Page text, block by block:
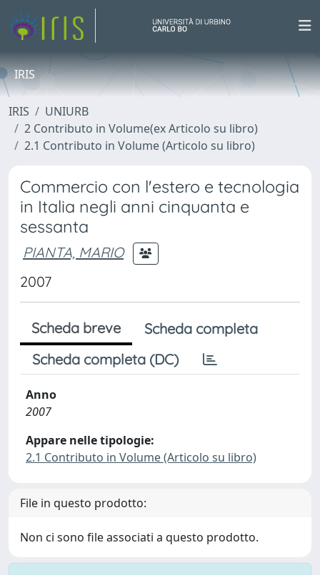
IRIS
IRIS
UNIURB
2 Contributo in Volume(ex Articolo su libro)
2.1 Contributo in Volume (Articolo su libro)
Commercio con l'estero e tecnologia
in Italia negli anni cinquanta e
sessanta
PIANTA, MARIO
2007
Scheda breve
Scheda completa
Scheda completa (DC)
Anno
2007
Appare nelle tipologie:
2.1 Contributo in Volume (Articolo su libro)
File in questo prodotto:
Non ci sono file associati a questo prodotto.